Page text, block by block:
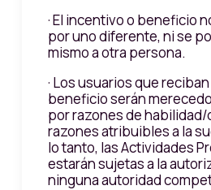
· El incentivo o beneficio
por uno diferente, ni se
mismo a otra persona.
· Los usuarios que
beneficio serán
por razones de
razones atribuibles a la
lo tanto, las Actividades
estarán sujetas a la
ninguna autoridad